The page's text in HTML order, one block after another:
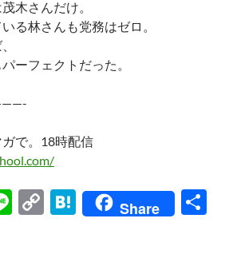
木さんだけ。
る林さんも党務はゼロ。
ーフェクトだった。
で。18時配信
Li
C
H
Share